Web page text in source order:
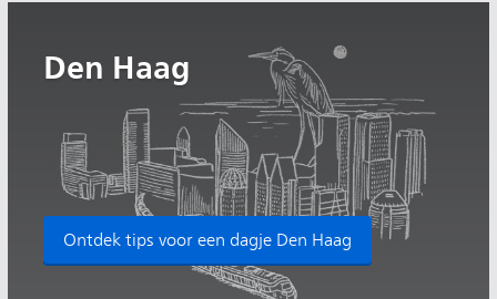
Den Haag
Ontdek tips voor een dagje Den Haag